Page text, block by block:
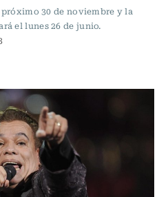
30 de noviembre y la
el lunes 26 de junio.